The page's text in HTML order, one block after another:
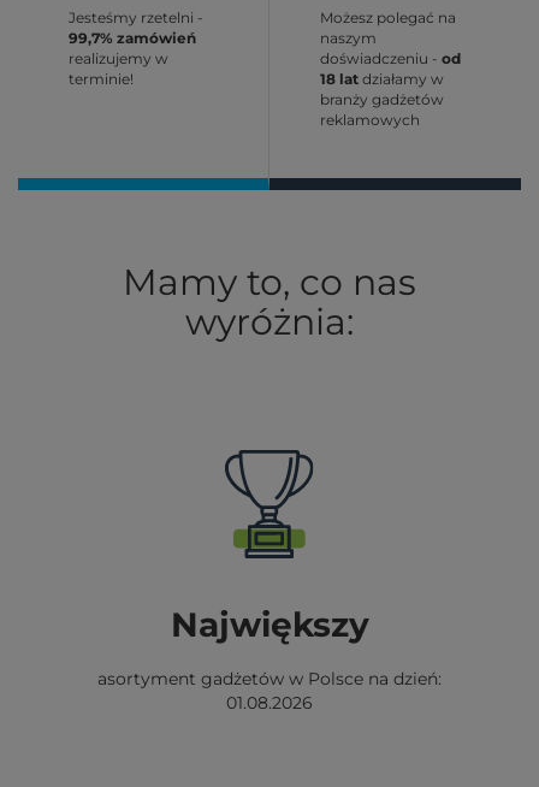
Jesteśmy rzetelni -
99,7% zamówień
realizujemy w
terminie!
Możesz polegać na
naszym
doświadczeniu - od
18 latdziałamy w
branży gadżetów
reklamowych
Mamy to, co nas
wyróżnia:
Największy
asortyment gadżetów w Polsce na dzień:
01.08.2026